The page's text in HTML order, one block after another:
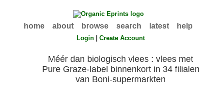
home about browse search latest help
Login |Create Account
Méér dan biologisch vlees : vlees met
Pure Graze-label binnenkort in 34 filialen
van Boni-supermarkten